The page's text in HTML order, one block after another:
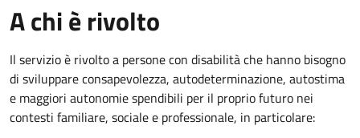
A chi è rivolto
Il servizio è rivolto a persone con disabilità che hanno bisogno
di sviluppare consapevolezza, autodeterminazione, autostima
e maggiori autonomie spendibili per il proprio futuro nei
contesti familiare, sociale e professionale, in particolare: